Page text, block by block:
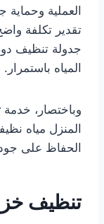
العملية وحماية
تقدير تكلفة
جدولة تنظيف
المياه باستمرار.
وباختصار، خدمة
المنزل مياه
الحفاظ على
تنظيف